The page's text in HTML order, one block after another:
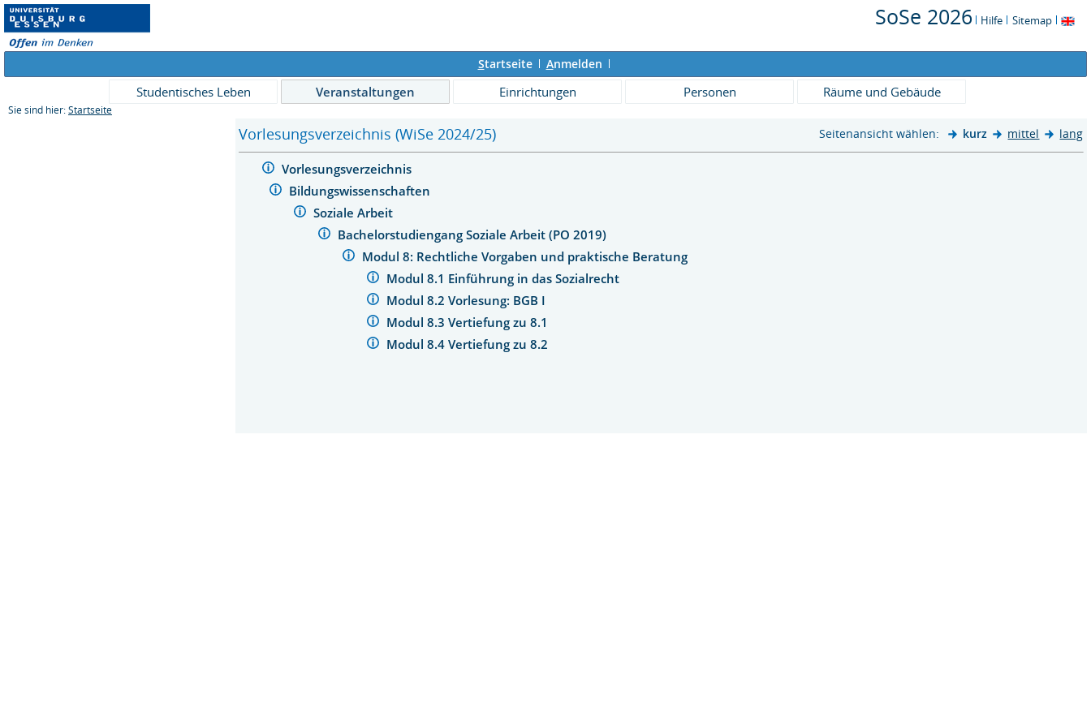
SoSe 2026 Hilfe Sitemap
Startseite Anmelden
Studentisches Leben Veranstaltungen Einrichtungen Personen Räume und Gebäude
Sie sind hier: Startseite
Vorlesungsverzeichnis (WiSe 2024/25) Seitenansicht wählen: kurz mittel lang
Vorlesungsverzeichnis
Bildungswissenschaften
Soziale Arbeit
Bachelorstudiengang Soziale Arbeit (PO 2019)
Modul 8: Rechtliche Vorgaben und praktische Beratung
Modul 8.1 Einführung in das Sozialrecht
Modul 8.2 Vorlesung: BGB I
Modul 8.3 Vertiefung zu 8.1
Modul 8.4 Vertiefung zu 8.2